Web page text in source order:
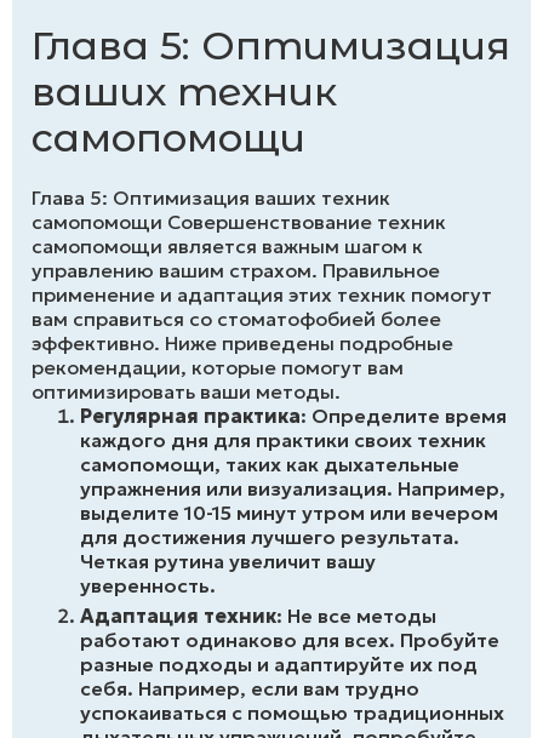
Глава 5: Оптимизация
ваших техник
самопомощи
Глава 5: Оптимизация ваших техник
самопомощи Совершенствование техник
самопомощи является важным шагом к
управлению вашим страхом. Правильное
применение и адаптация этих техник помогут
вам справиться со стоматофобией более
эффективно. Ниже приведены подробные
рекомендации, которые помогут вам
оптимизировать ваши методы.
Регулярная практика: Определите время
каждого дня для практики своих техник
самопомощи, таких как дыхательные
упражнения или визуализация. Например,
выделите 10-15 минут утром или вечером
для достижения лучшего результата.
Четкая рутина увеличит вашу
уверенность.
Адаптация техник: Не все методы
работают одинаково для всех. Пробуйте
разные подходы и адаптируйте их под
себя. Например, если вам трудно
успокаиваться с помощью традиционных